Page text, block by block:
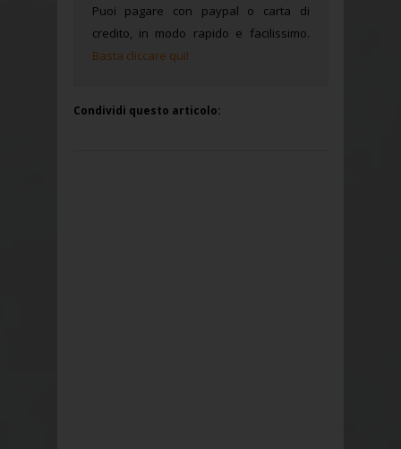
Puoi pagare con paypal o carta di
credito, in modo rapido e facilissimo.
Basta cliccare qui!
Condividi questo articolo: